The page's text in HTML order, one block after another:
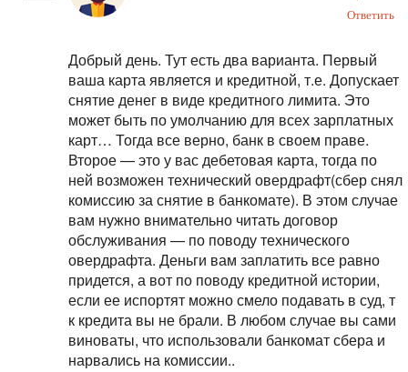
Ответить
Добрый день. Тут есть два варианта. Первый
ваша карта является и кредитной, т.е. Допускает
снятие денег в виде кредитного лимита. Это
может быть по умолчанию для всех зарплатных
карт… Тогда все верно, банк в своем праве.
Второе — это у вас дебетовая карта, тогда по
ней возможен технический овердрафт(сбер снял
комиссию за снятие в банкомате). В этом случае
вам нужно внимательно читать договор
обслуживания — по поводу технического
овердрафта. Деньги вам заплатить все равно
придется, а вот по поводу кредитной истории,
если ее испортят можно смело подавать в суд, т
к кредита вы не брали. В любом случае вы сами
виноваты, что использовали банкомат сбера и
нарвались на комиссии..